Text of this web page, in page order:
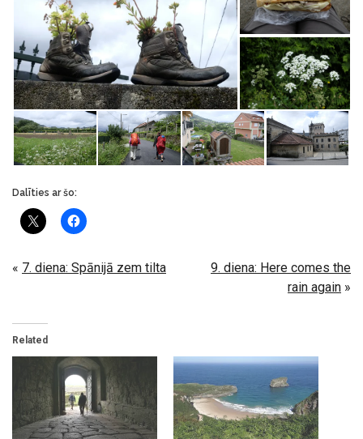
Dalīties ar šo:
« 7. diena: Spānijā zem tilta
9. diena: Here comes the
rain again »
Related